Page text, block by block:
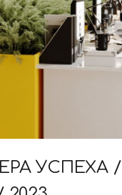
УСПЕХА /